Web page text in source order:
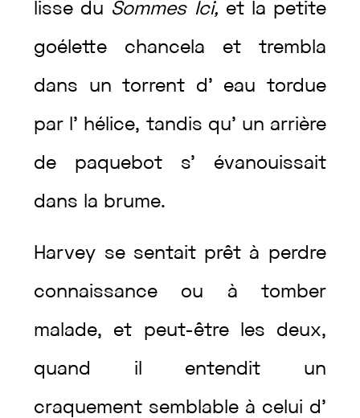
lisse du Sommes Ici, et la petite
goélette chancela et trembla
dans untorrent d’ eau tordue
par l’ hélice, tandis qu’ un arrière
de paquebot s’ évanouissait
dans la brume.
Harvey se sentait prêt à perdre
connaissance ou à tomber
malade, et peut-être les deux,
quand il entendit un
craquement semblable à celui d’